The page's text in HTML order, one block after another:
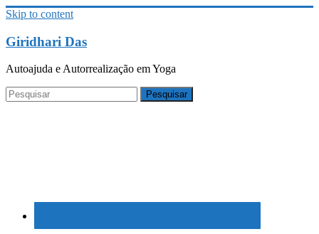
Skip to content
Giridhari Das
Autoajuda e Autorrealização em Yoga